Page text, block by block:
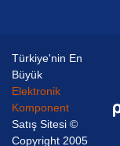
Türkiye'nin En
Büyük
Elektronik
Komponent
Satış Sitesi ©
Copyright 2005